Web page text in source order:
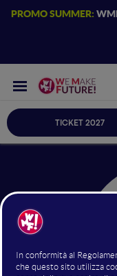
PROMO SUMMER:
TICKET 2027